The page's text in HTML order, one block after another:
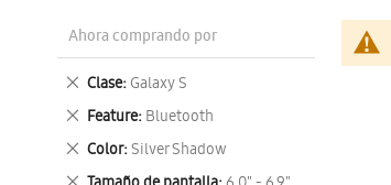
Ahora comprando por
Clase Galaxy S
Eliminar
este
artículo
Feature Bluetooth
Eliminar
este
artículo
Color Silver Shadow
Eliminar
este